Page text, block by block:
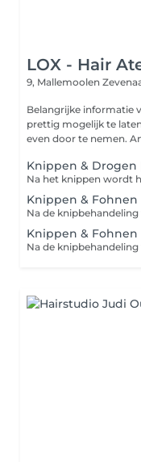
LOX - Hair
9, Mallemoolen
Belangrijke informatie voor jouw
prettig mogelijk te
even
Knippen & Drogen
Knippen & Fohnen
Knippen & Fohnen